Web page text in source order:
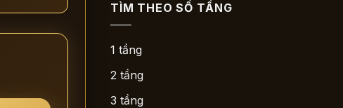
TÌM THEO SỐ TẦNG
1 tầng
2 tầng
3 tầng